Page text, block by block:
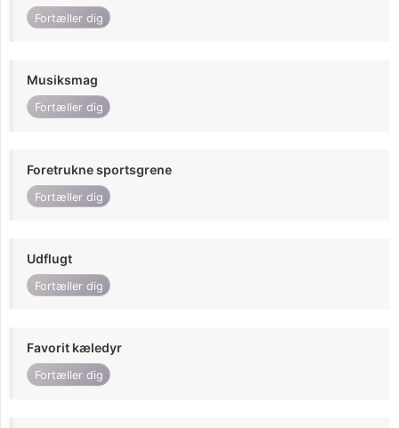
Fortæller dig
Musiksmag
Fortæller dig
Foretrukne sportsgrene
Fortæller dig
Udflugt
Fortæller dig
Favorit kæledyr
Fortæller dig